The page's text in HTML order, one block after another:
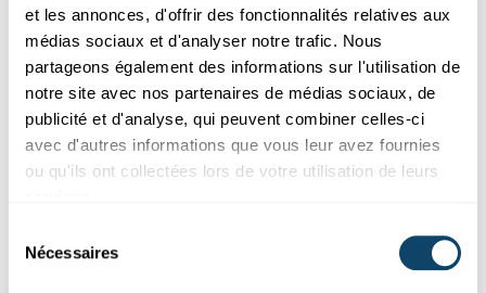
et les annonces, d'offrir des fonctionnalités relatives aux
médias sociaux et d'analyser notre trafic. Nous
partageons également des informations sur l'utilisation de
notre site avec nos partenaires de médias sociaux, de
publicité et d'analyse, qui peuvent combiner celles-ci
avec d'autres informations que vous leur avez fournies
ou qu'ils ont collectées lors de votre utilisation de leurs
Nécessaires
01
LU_cartoon_LIHtellmewhy.pdf
01
FR_cartoon_LIHtellmewhy.pdf
Version originale de la
BD du LIH